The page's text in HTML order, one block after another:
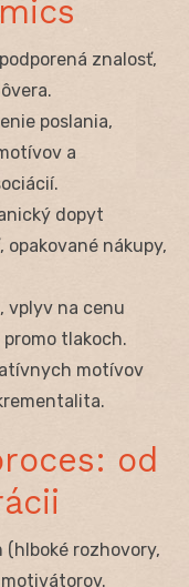
znalosť,
poslania,
a
dopyt
opakované nákupy,
vplyv na cenu
tlakoch.
motívov
od
rozhovory,